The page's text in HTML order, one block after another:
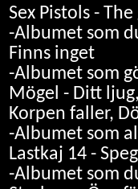
Sex Pistols -
-Albumet som
Finns inget
-Albumet som
Mögel - Ditt
Korpen faller,
-Albumet som
Lastkaj 14 -
-Albumet som